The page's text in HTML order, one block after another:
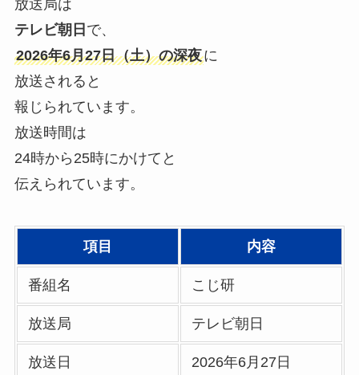
放送局は
テレビ朝日 で、
2026年6月27日（土）の深夜に
放送されると
報じられています。
放送時間は
24時から25時にかけてと
伝えられています。
項目 内容
番組名 こじ研
放送局 テレビ朝日
放送日
2026年6月27日